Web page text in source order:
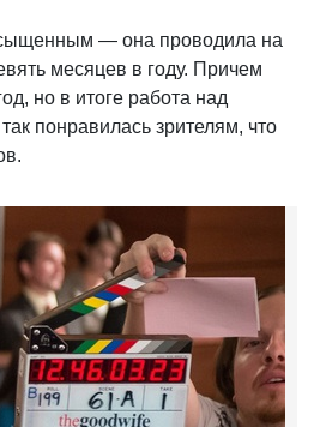
— она проводила на
месяцев в году. Причем
но в итоге работа над
понравилась зрителям, что